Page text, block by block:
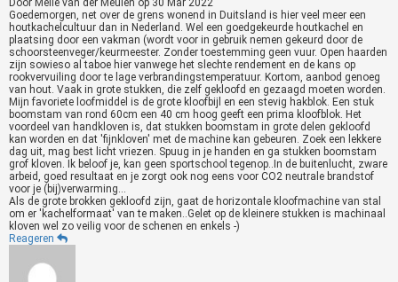
Door Melle van der Meulen op 30 Mar 2022
Goedemorgen, net over de grens wonend in Duitsland is hier veel meer een
houtkachelcultuur dan in Nederland. Wel een goedgekeurde houtkachel en
plaatsing door een vakman (wordt voor in gebruik nemen gekeurd door de
schoorsteenveger/keurmeester. Zonder toestemming geen vuur. Open haarden
zijn sowieso al taboe hier vanwege het slechte rendement en de kans op
rookvervuiling door te lage verbrandingstemperatuur. Kortom, aanbod genoeg
van hout. Vaak in grote stukken, die zelf gekloofd en gezaagd moeten worden.
Mijn favoriete loofmiddel is de grote kloofbijl en een stevig hakblok. Een stuk
boomstam van rond 60cm een 40 cm hoog geeft een prima kloofblok. Het
voordeel van handkloven is, dat stukken boomstam in grote delen gekloofd
kan worden en dat 'fijnkloven' met de machine kan gebeuren. Zoek een lekkere
dag uit, mag best licht vriezen. Spuug in je handen en ga stukken boomstam
grof kloven. Ik beloof je, kan geen sportschool tegenop..In de buitenlucht, zware
arbeid, goed resultaat en je zorgt ook nog eens voor CO2 neutrale brandstof
voor je (bij)verwarming…
Als de grote brokken gekloofd zijn, gaat de horizontale kloofmachine van stal
om er 'kachelformaat' van te maken..Gelet op de kleinere stukken is machinaal
kloven wel zo veilig voor de schenen en enkels -)
Reageren